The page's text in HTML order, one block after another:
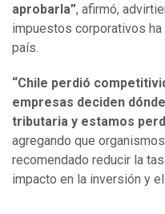
aprobarla”, afirmó,
impuestos corporativos
país.
“Chile perdió
empresas deciden
tributaria y estamos
agregando que
recomendado reducir la
impacto en la inversión y